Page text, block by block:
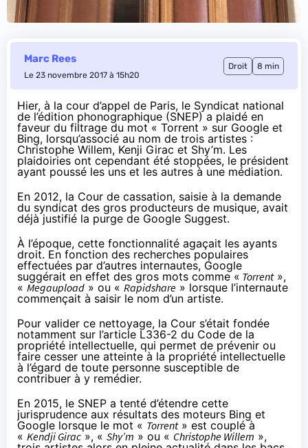
Marc Rees
Le 23 novembre 2017 à 15h20
Droit 8 min
Hier, à la cour d’appel de Paris, le Syndicat national
de l’édition phonographique (SNEP) a plaidé en
faveur du filtrage du mot « Torrent » sur Google et
Bing, lorsqu’associé au nom de trois artistes :
Christophe Willem, Kenji Girac et Shy’m. Les
plaidoiries ont cependant été stoppées, le président
ayant poussé les uns et les autres à une médiation.
En 2012, la Cour de cassation, saisie à la demande
du syndicat des gros producteurs de musique, avait
déjà justifié la purge de Google Suggest.
À l’époque, cette fonctionnalité agaçait les ayants
droit. En fonction des recherches populaires
effectuées par d’autres internautes, Google
suggérait en effet des gros mots comme « Torrent»,
« Megaupload » ou « Rapidshare » lorsque l’internaute
commençait à saisir le nom d’un artiste.
Pour valider ce nettoyage, la Cour s’était fondée
notamment sur l’article L336-2 du Code de la
propriété intellectuelle, qui permet de prévenir ou
faire cesser une atteinte à la propriété intellectuelle
à l’égard de toute personne susceptible de
contribuer à y remédier.
En 2015, le SNEP a tenté d’étendre cette
jurisprudence aux résultats des moteurs Bing et
Google lorsque le mot « Torrent» est couplé à
« Kendji Girac», « Shy’m » ou « Christophe Willem »,